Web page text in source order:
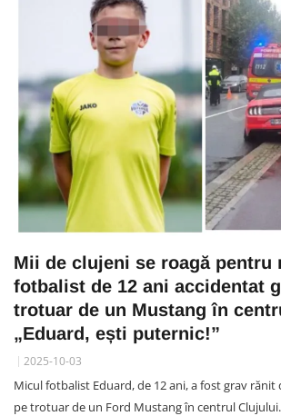
Mii de clujeni se roagă pentru
fotbalist de 12 ani accidentat
trotuar de un Mustang în
„Eduard, ești puternic!”
2025-10-03
Micul fotbalist Eduard, de 12 ani, a fost grav
pe trotuar de un Ford Mustang în centrul